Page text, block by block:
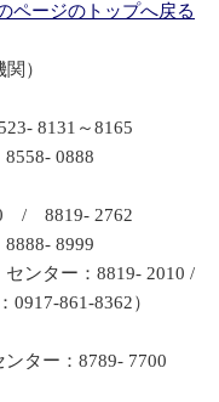
ページのトップへ戻る
）
8131～8165
0888
/ 8819- 2762
8999
ンター：8819- 2010 /
0917-861-8362）
ター：8789- 7700